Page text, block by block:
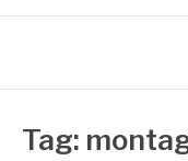
Tag: